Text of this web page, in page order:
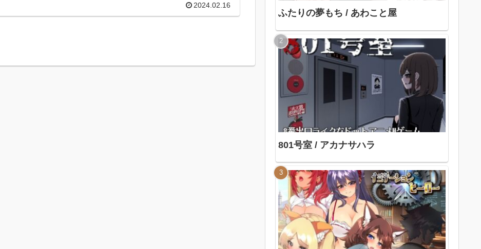
2024.02.16
ふたりの夢もち / あわこと屋
801号室 / アカナサハラ